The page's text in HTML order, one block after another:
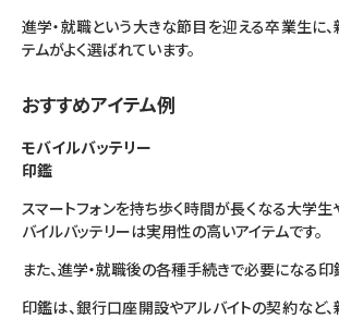
進学・就職という大きな節目を迎える卒業生に
テムがよく選ばれています。
おすすめアイテム例
モバイルバッテリー
印鑑
スマートフォンを持ち歩く時間が長くなる大学生
バイルバッテリーは実用性の高いアイテムです。
また、進学・就職後の各種手続きで必要になる印
印鑑は、銀行口座開設やアルバイトの契約など